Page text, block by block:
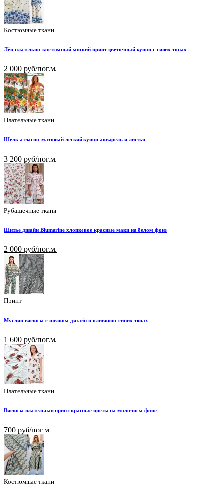
Костюмные ткани
Лён плательно-костюмный мягкий принт цветочный купон с синих тонах
2 000 руб/пог.м.
Плательные ткани
Шелк атласно-матовый лёгкий купон акварель и листья
3 200 руб/пог.м.
Рубашечные ткани
Шитье дизайн Blumarine хлопковое красные маки на белом фоне
2 000 руб/пог.м.
Принт
Муслин вискоза с шелком дизайн в оливково-синих тонах
1 600 руб/пог.м.
Плательные ткани
Вискоза плательная принт красные цветы на молочном фоне
700 руб/пог.м.
Костюмные ткани